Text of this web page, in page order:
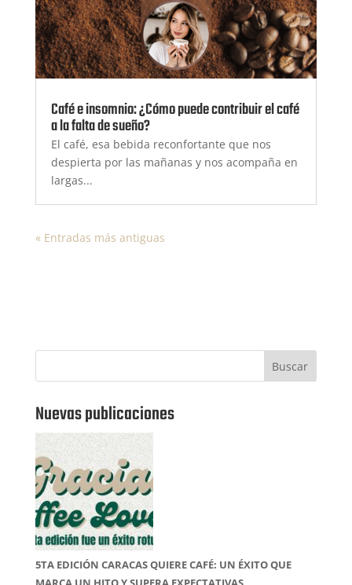
Café e insomnio: ¿Cómo puede contribuir el café
a la falta de sueño?
El café, esa bebida reconfortante que nos
despierta por las mañanas y nos acompaña en
largas...
« Entradas más antiguas
Buscar
Nuevas publicaciones
5TA EDICIÓN CARACAS QUIERE CAFÉ: UN ÉXITO QUE